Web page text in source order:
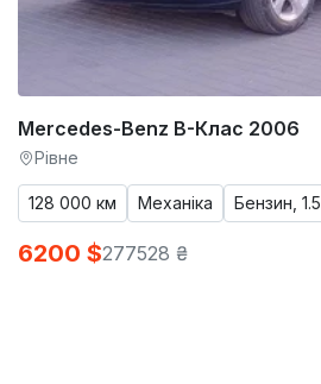
Mercedes-Benz B-Клас 2006
Рівне
128 000 км Механіка Бензин, 1.5
6200 $277528 ₴